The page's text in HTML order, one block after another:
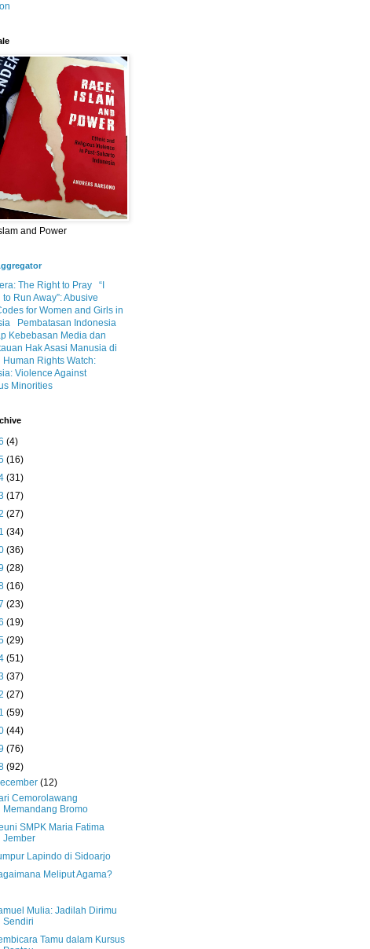
and Power
The Right to Pray
“I
Run Away”: Abusive
for Women and Girls in
Pembatasan Indonesia
Kebebasan Media dan
Hak Asasi Manusia di
Human Rights Watch:
Violence Against
Minorities
(4)
(16)
(31)
(17)
(27)
(34)
(36)
(28)
(16)
(23)
(19)
(29)
(51)
(37)
(27)
(59)
(44)
(76)
(92)
(12)
Cemorolawang
Memandang Bromo
SMPK Maria Fatima
Jember
Lapindo di Sidoarjo
Meliput Agama?
Mulia: Jadilah Dirimu
Sendiri
Tamu dalam Kursus